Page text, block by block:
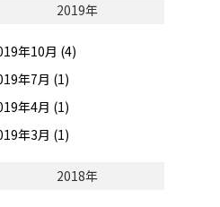
2019年
年10月 (4)
年7月 (1)
年4月 (1)
年3月 (1)
2018年